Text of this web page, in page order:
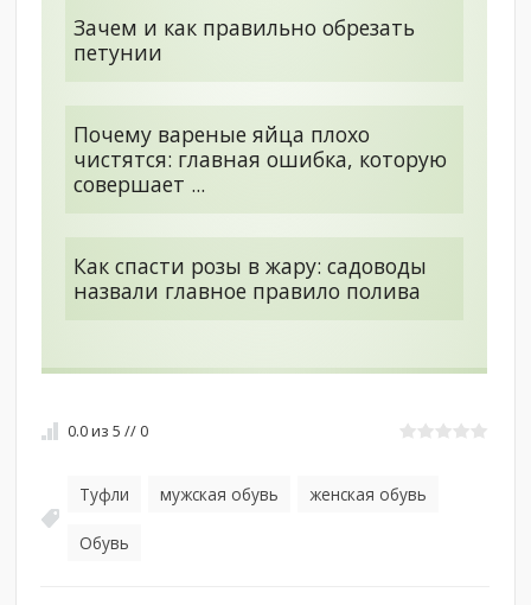
Зачем и как правильно обрезать
петунии
Почему вареные яйца плохо
чистятся: главная ошибка, которую
совершает ...
Как спасти розы в жару: садоводы
назвали главное правило полива
0.0из5 // 0
Туфли мужская обувь женская обувь
Обувь